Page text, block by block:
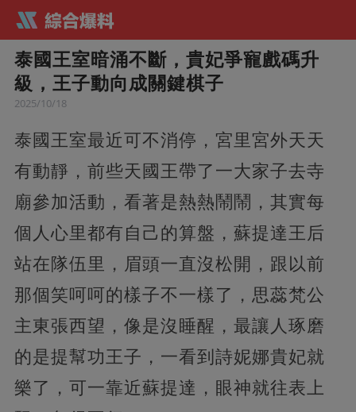
泰國王室暗涌不斷，貴妃爭寵戲碼升
級，王子動向成關鍵棋子
2025/10/18
泰國王室最近可不消停，宮里宮外天天
有動靜，前些天國王帶了一大家子去寺
廟參加活動，看著是熱熱鬧鬧，其實每
個人心里都有自己的算盤，蘇提達王后
站在隊伍里，眉頭一直沒松開，跟以前
那個笑呵呵的樣子不一樣了，思蕊梵公
主東張西望，像是沒睡醒，最讓人琢磨
的是提幫功王子，一看到詩妮娜貴妃就
樂了，可一靠近蘇提達，眼神就往表上